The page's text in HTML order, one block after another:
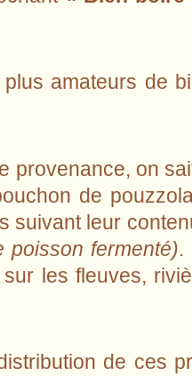
amateurs de
provenance, on
de
suivant leur
poisson fermenté).
les fleuves,
de ces